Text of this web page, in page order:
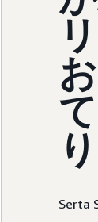
Serta